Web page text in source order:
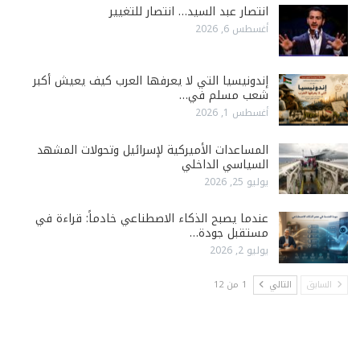
انتصار عبد السيد… انتصار للتغيير
أغسطس 6, 2026
إندونيسيا التي لا يعرفها العرب كيف يعيش أكبر
شعب مسلم في…
أغسطس 1, 2026
المساعدات الأميركية لإسرائيل وتحولات المشهد
السياسي الداخلي
يوليو 25, 2026
عندما يصبح الذكاء الاصطناعي خادماً: قراءة في
مستقبل جودة…
يوليو 2, 2026
السابق التالي 1 من 12